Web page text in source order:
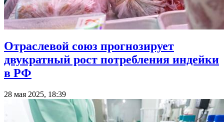
Отраслевой союз прогнозирует
двукратный рост потребления индейки
в РФ
28 мая 2025, 18:39